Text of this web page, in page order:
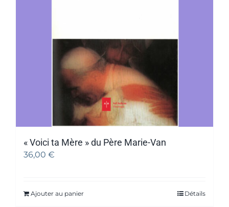
« Voici ta Mère » du Père Marie-Van
36,00 €
Ajouter au panier Détails